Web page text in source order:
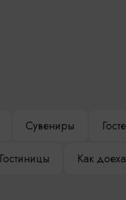
Сувениры
Гостиницы Как